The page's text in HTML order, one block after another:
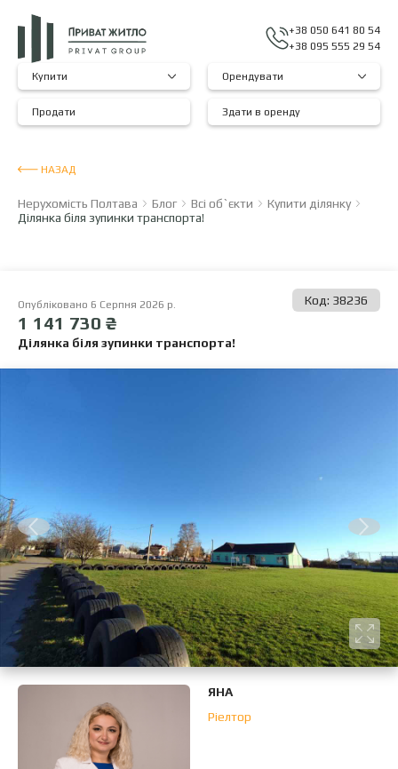
+38 050 641 80 54
+38 095 555 29 54
Купити Орендувати
Продати Здати в оренду
НАЗАД
Нерухомість Полтава Блог Всі об`єкти
Купити ділянку
Ділянка біля зупинки транспорта!
Опубліковано 6 Серпня 2026 р. Код: 38236
1 141 730 ₴
Ділянка біля зупинки транспорта!
ЯНА
Ріелтор